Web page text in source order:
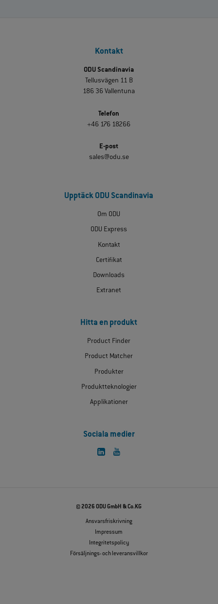
Kontakt
ODU Scandinavia
Tellusvägen 11 B
186 36 Vallentuna
Telefon
+46 176 18266
E-post
sales@odu.se
Upptäck ODU Scandinavia
Om ODU
ODU Express
Kontakt
Certifikat
Downloads
Extranet
Hitta en produkt
Product Finder
Product Matcher
Produkter
Produktteknologier
Applikationer
Sociala medier
© 2026 ODU GmbH & Co.KG
Ansvarsfriskrivning
Impressum
Integritetspolicy
Försäljnings- och leveransvillkor